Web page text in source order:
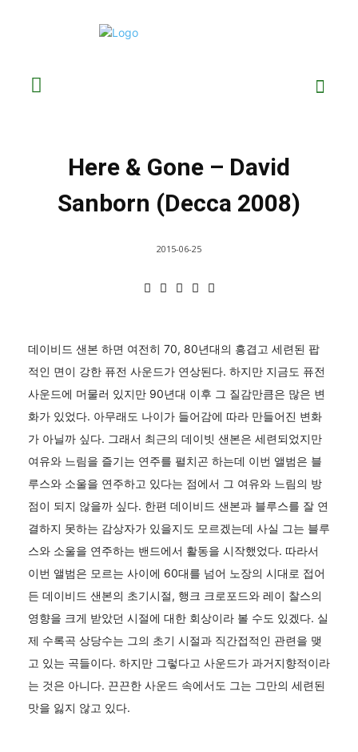
Here & Gone – David
Sanborn (Decca 2008)
2015-06-25
데이비드 샌본 하면 여전히 70, 80년대의 흥겹고 세련된 팝
적인 면이 강한 퓨전 사운드가 연상된다. 하지만 지금도 퓨전
사운드에 머물러 있지만 90년대 이후 그 질감만큼은 많은 변
화가 있었다. 아무래도 나이가 들어감에 따라 만들어진 변화
가 아닐까 싶다. 그래서 최근의 데이빗 샌본은 세련되었지만
여유와 느림을 즐기는 연주를 펼치곤 하는데 이번 앨범은 블
루스와 소울을 연주하고 있다는 점에서 그 여유와 느림의 방
점이 되지 않을까 싶다. 한편 데이비드 샌본과 블루스를 잘 연
결하지 못하는 감상자가 있을지도 모르겠는데 사실 그는 블루
스와 소울을 연주하는 밴드에서 활동을 시작했었다. 따라서
이번 앨범은 모르는 사이에 60대를 넘어 노장의 시대로 접어
든 데이비드 샌본의 초기시절, 행크 크로포드와 레이 찰스의
영향을 크게 받았던 시절에 대한 회상이라 볼 수도 있겠다. 실
제 수록곡 상당수는 그의 초기 시절과 직간접적인 관련을 맺
고 있는 곡들이다. 하지만 그렇다고 사운드가 과거지향적이라
는 것은 아니다. 끈끈한 사운드 속에서도 그는 그만의 세련된
맛을 잃지 않고 있다.